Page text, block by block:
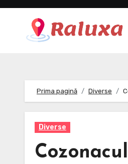
Skip
content
Prima pagină Diverse
Diverse